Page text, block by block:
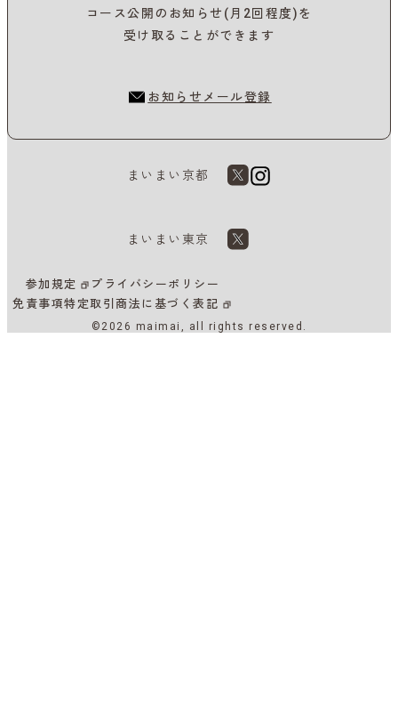
コース公開のお知らせ(月2回程度)を
受け取ることができます
お知らせメール登録
まいまい京都
まいまい東京
参加規定
プライバシーポリシー
免責事項特定取引商法に基づく表記
©2026 maimai, all rights reserved.